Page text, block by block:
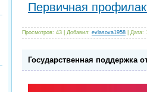
Первичная
Просмотров: 43 Добавил: evlasova1958 Дата:
Государственная поддержка